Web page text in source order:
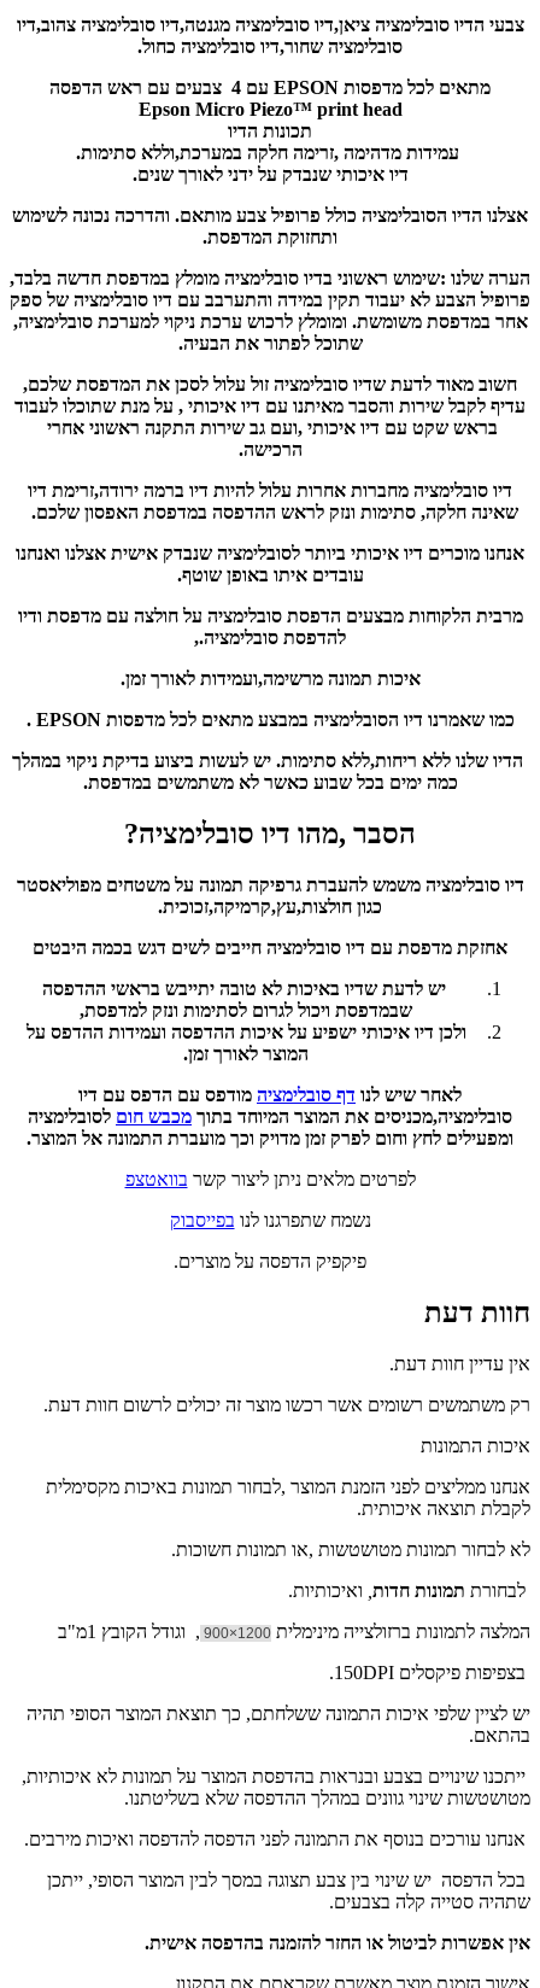
צבעי הדיו סובלימציה ציאן,דיו סובלימציה מגנטה,דיו סובלימציה צהוב,דיו
סובלימציה שחור,דיו סובלימציה כחול.
מתאים לכל מדפסות EPSON עם 4 צבעים עם ראש הדפסה
Epson Micro Piezo™ print head
תכונות הדיו
עמידות מדהימה ,זרימה חלקה במערכת,וללא סתימות.
דיו איכותי שנבדק על ידני לאורך שנים.
אצלנו הדיו הסובלימציה כולל פרופיל צבע מותאם. והדרכה נכונה לשימוש
ותחזוקת המדפסת.
הערה שלנו :שימוש ראשוני בדיו סובלימציה מומלץ במדפסת חדשה בלבד,
פרופיל הצבע לא יעבוד תקין במידה והתערבב עם דיו סובלימציה של ספק
אחר במדפסת משומשת. ומומלץ לרכוש ערכת ניקוי למערכת סובלימציה,
שתוכל לפתור את הבעיה.
חשוב מאוד לדעת שדיו סובלימציה זול עלול לסכן את המדפסת שלכם,
עדיף לקבל שירות והסבר מאיתנו עם דיו איכותי , על מנת שתוכלו לעבוד
בראש שקט עם דיו איכותי ,ועם גב שירות התקנה ראשוני אחרי
הרכישה.
דיו סובלימציה מחברות אחרות עלול להיות דיו ברמה ירודה,זרימת דיו
שאינה חלקה, סתימות ונזק לראש ההדפסה במדפסת האפסון שלכם.
אנחנו מוכרים דיו איכותי ביותר לסובלימציה שנבדק אישית אצלנו ואנחנו
עובדים איתו באופן שוטף.
מרבית הלקוחות מבצעים הדפסת סובלימציה על חולצה עם מדפסת ודיו
להדפסת סובלימציה.,
איכות תמונה מרשימה,ועמידות לאורך זמן.
כמו שאמרנו דיו הסובלימציה במבצע מתאים לכל מדפסות EPSON .
הדיו שלנו ללא ריחות,ללא סתימות. יש לעשות ביצוע בדיקת ניקוי במהלך
כמה ימים בכל שבוע כאשר לא משתמשים במדפסת.
הסבר ,מהו דיו סובלימציה?
דיו סובלימציה משמש להעברת גרפיקה תמונה על משטחים מפוליאסטר
כגון חולצות,עץ,קרמיקה,זכוכית.
אחזקת מדפסת עם דיו סובלימציה חייבים לשים דגש בכמה היבטים
יש לדעת שדיו באיכות לא טובה יתייבש בראשי ההדפסה
שבמדפסת ויכול לגרום לסתימות ונזק למדפסת,
ולכן דיו איכותי ישפיע על איכות ההדפסה ועמידות ההדפס על
המוצר לאורך זמן.
לאחר שיש לנו דף סובלימציה מודפס עם הדפס עם דיו
סובלימציה,מכניסים את המוצר המיוחד בתוך מכבש חום לסובלימציה
ומפעילים לחץ וחום לפרק זמן מדויק וכך מועברת התמונה אל המוצר.
לפרטים מלאים ניתן ליצור קשר בוואטצפ
נשמח שתפרגנו לנו בפייסבוק
פיקפיק הדפסה על מוצרים.
חוות דעת
אין עדיין חוות דעת.
רק משתמשים רשומים אשר רכשו מוצר זה יכולים לרשום חוות דעת.
איכות התמונות
אנחנו ממליצים לפני הזמנת המוצר ,לבחור תמונות באיכות מקסימלית
לקבלת תוצאה איכותית.
לא לבחור תמונות מטושטשות ,או תמונות חשוכות.
לבחורת תמונות חדות ואיכותיות.
המלצה לתמונות ברזולצייה מינימלית 1200×900
, וגודל הקובץ 1מ"ב
בצפיפות פיקסלים 150DPI.
יש לציין שלפי איכות התמונה ששלחתם, כך תוצאת המוצר הסופי תהיה
בהתאם.
ייתכנו שינויים בצבע ובנראות בהדפסת המוצר על תמונות לא איכותיות,
מטושטשות שינוי גוונים במהלך ההדפסה שלא בשליטתנו.
אנחנו עורכים בנוסף את התמונה לפני הדפסה להדפסה ואיכות מירבים.
בכל הדפסה יש שינוי בין צבע תצוגה במסך לבין המוצר הסופי, ייתכן
שתהיה סטייה קלה בצבעים.
אין אפשרות לביטול או החזר להזמנה בהדפסה אישית.
אישור הזמנת מוצר מאשרת שקראתם את התקנון